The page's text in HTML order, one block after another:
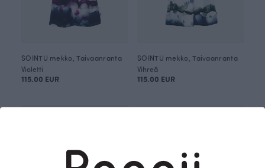
SOINTU mekko, Taivaanranta
Violetti
115.00 EUR
SOINTU mekko, Taivaanranta
Vihreä
115.00 EUR